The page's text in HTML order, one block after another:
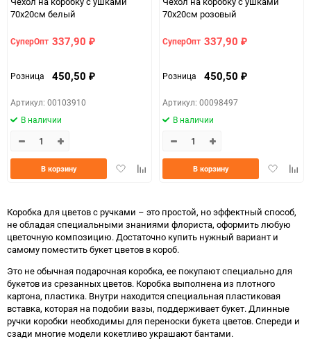
70х20см белый
СуперОпт 337,90 ₽
Розница 450,50 ₽
Артикул: 00103910
В наличии
ДобавитьДобавить
В корзину
70х20см розовый
СуперОпт 337,90 ₽
Розница 450,50 ₽
Артикул: 00098497
В наличии
Добавить
В корзину
Коробка для цветов с ручками – это простой, но эффектный способ,
не обладая специальными знаниями флориста, оформить любую
цветочную композицию. Достаточно купить нужный вариант и
самому поместить букет цветов в короб.
Это не обычная подарочная коробка, ее покупают специально для
букетов из срезанных цветов. Коробка выполнена из плотного
картона, пластика. Внутри находится специальная пластиковая
вставка, которая на подобии вазы, поддерживает букет. Длинные
ручки коробки необходимы для переноски букета цветов. Спереди и
сзади многие модели кокетливо украшают бантами.